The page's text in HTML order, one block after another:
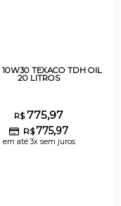
10W30 TEXACO TDH OIL
20 LITROS
R$775,97
R$775,97
em até 3x sem juros